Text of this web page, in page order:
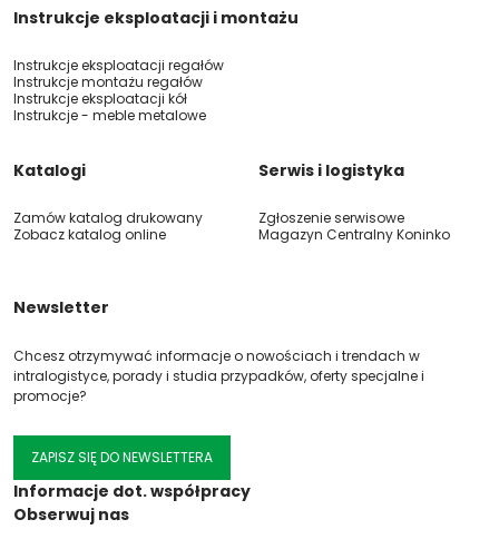
Katalogi
Zamów katalog drukowany
Zobacz katalog online
Instrukcje eksploatacji i montażu
Instrukcje eksploatacji regałów
Instrukcje montażu regałów
Instrukcje eksploatacji kół
Instrukcje - meble metalowe
Serwis i logistyka
Zgłoszenie serwisowe
Magazyn Centralny Koninko
Newsletter
Chcesz otrzymywać informacje o nowościach i trendach w
intralogistyce, porady i studia przypadków, oferty specjalne i
promocje?
ZAPISZ SIĘ DO NEWSLETTERA
Informacje dot. współpracy
Obserwuj nas